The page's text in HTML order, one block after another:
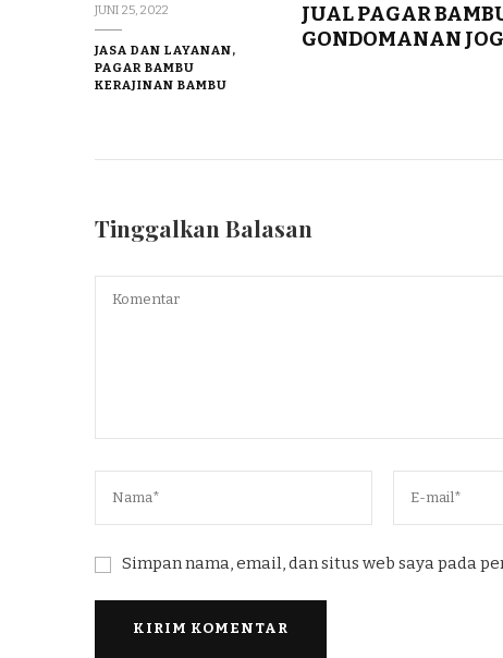
JUNI 25, 2022
JASA DAN LAYANAN,
PAGAR BAMBU
KERAJINAN BAMBU
JUAL PAGAR
GONDOMANAN
Tinggalkan Balasan
Simpan nama, email, dan situs web saya pada